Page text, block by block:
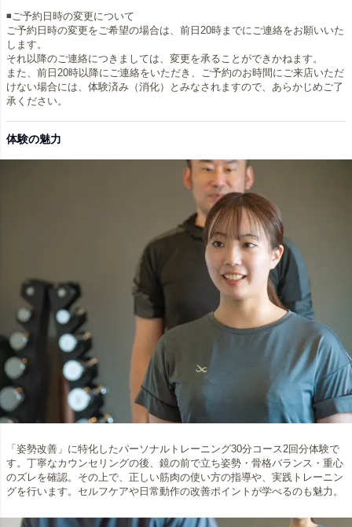
◾️ご予約日時の変更について
ご予約日時の変更をご希望の場合は、前日20時までにご連絡をお願いいた
します。
それ以降のご連絡につきましては、変更を承ることができかねます。
また、前日20時以降にご連絡をいただき、ご予約のお時間にご来店いただ
けない場合には、体験済み（消化）とみなされますので、あらかじめご了
承ください。
体験の魅力
「姿勢改善」に特化したパーソナルトレーニング30分コース2回分体験で
す。丁寧なカウンセリングの後、鏡の前で立ち姿勢・骨格バランス・重心
のズレを確認。その上で、正しい筋肉の使い方の指導や、実践トレーニン
グを行います。セルフケアや日常動作の改善ポイントが学べるのも魅力。